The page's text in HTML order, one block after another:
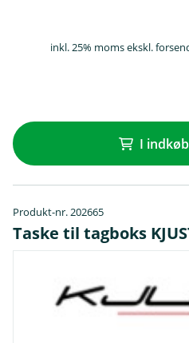
inkl. 25% moms ekskl.
I
Produkt-nr. 202665
Taske til tagboks